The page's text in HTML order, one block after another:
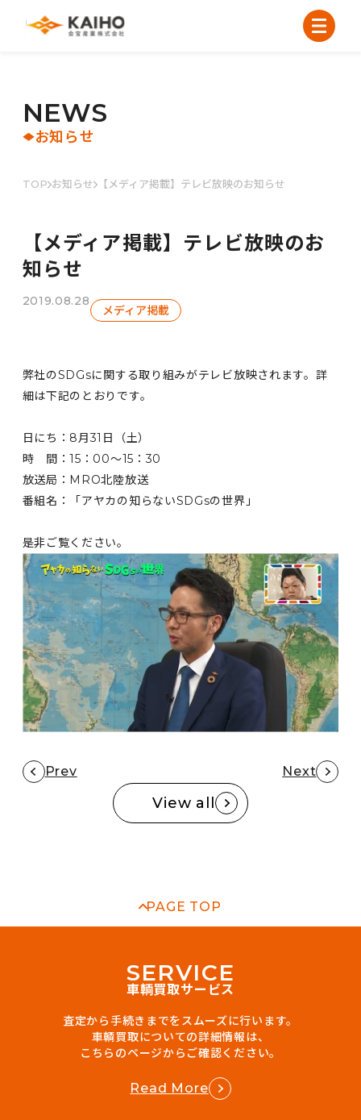
NEWS
お知らせ
TOP お知らせ 【メディア掲載】テレビ放映のお知らせ
【メディア掲載】テレビ放映のお
知らせ
2019.08.28
メディア掲載
弊社のSDGsに関する取り組みがテレビ放映されます。詳
細は下記のとおりです。
日にち：8月31日（土）
時 間：15：00～15：30
放送局：MRO北陸放送
番組名：「アヤカの知らないSDGsの世界」
是非ご覧ください。
Prev Next
View all
PAGE TOP
SERVICE
車輌買取サービス
査定から手続きまでをスムーズに行います。
車輌買取についての詳細情報は、
こちらのページからご確認ください。
Read More